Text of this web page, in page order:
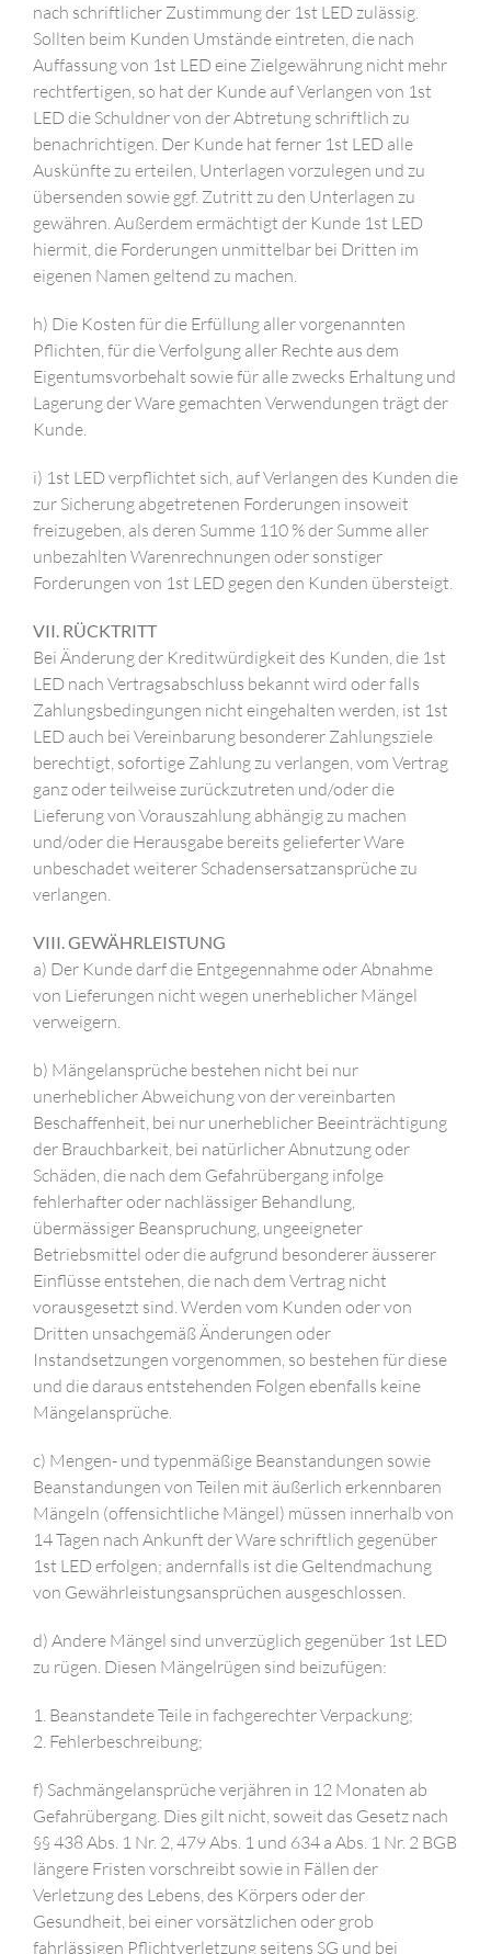
nach schriftlicher Zustimmung der 1st LED zulässig.
Sollten beim Kunden Umstände eintreten, die nach
Auffassung von 1st LED eine Zielgewährung nicht mehr
rechtfertigen, so hat der Kunde auf Verlangen von 1st
LED die Schuldner von der Abtretung schriftlich zu
benachrichtigen. Der Kunde hat ferner 1st LED alle
Auskünfte zu erteilen, Unterlagen vorzulegen und zu
übersenden sowie ggf. Zutritt zu den Unterlagen zu
gewähren. Außerdem ermächtigt der Kunde 1st LED
hiermit, die Forderungen unmittelbar bei Dritten im
eigenen Namen geltend zu machen.
h) Die Kosten für die Erfüllung aller vorgenannten
Pflichten, für die Verfolgung aller Rechte aus dem
Eigentumsvorbehalt sowie für alle zwecks Erhaltung und
Lagerung der Ware gemachten Verwendungen trägt der
Kunde.
i) 1st LED verpflichtet sich, auf Verlangen des Kunden die
zur Sicherung abgetretenen Forderungen insoweit
freizugeben, als deren Summe 110 % der Summe aller
unbezahlten Warenrechnungen oder sonstiger
Forderungen von 1st LED gegen den Kunden übersteigt.
VII. RÜCKTRITT
Bei Änderung der Kreditwürdigkeit des Kunden, die 1st
LED nach Vertragsabschluss bekannt wird oder falls
Zahlungsbedingungen nicht eingehalten werden, ist 1st
LED auch bei Vereinbarung besonderer Zahlungsziele
berechtigt, sofortige Zahlung zu verlangen, vom Vertrag
ganz oder teilweise zurückzutreten und/oder die
Lieferung von Vorauszahlung abhängig zu machen
und/oder die Herausgabe bereits gelieferter Ware
unbeschadet weiterer Schadensersatzansprüche zu
verlangen.
VIII. GEWÄHRLEISTUNG
a) Der Kunde darf die Entgegennahme oder Abnahme
von Lieferungen nicht wegen unerheblicher Mängel
verweigern.
b) Mängelansprüche bestehen nicht bei nur
unerheblicher Abweichung von der vereinbarten
Beschaffenheit, bei nur unerheblicher Beeinträchtigung
der Brauchbarkeit, bei natürlicher Abnutzung oder
Schäden, die nach dem Gefahrübergang infolge
fehlerhafter oder nachlässiger Behandlung,
übermässiger Beanspruchung, ungeeigneter
Betriebsmittel oder die aufgrund besonderer äusserer
Einflüsse entstehen, die nach dem Vertrag nicht
vorausgesetzt sind. Werden vom Kunden oder von
Dritten unsachgemäß Änderungen oder
Instandsetzungen vorgenommen, so bestehen für diese
und die daraus entstehenden Folgen ebenfalls keine
Mängelansprüche.
c) Mengen- und typenmäßige Beanstandungen sowie
Beanstandungen von Teilen mit äußerlich erkennbaren
Mängeln (offensichtliche Mängel) müssen innerhalb von
14 Tagen nach Ankunft der Ware schriftlich gegenüber
1st LED erfolgen; andernfalls ist die Geltendmachung
von Gewährleistungsansprüchen ausgeschlossen.
d) Andere Mängel sind unverzüglich gegenüber 1st LED
zu rügen. Diesen Mängelrügen sind beizufügen:
1. Beanstandete Teile in fachgerechter Verpackung;
2. Fehlerbeschreibung;
f) Sachmängelansprüche verjähren in 12 Monaten ab
Gefahrübergang. Dies gilt nicht, soweit das Gesetz nach
§§ 438 Abs. 1 Nr. 2, 479 Abs. 1 und 634 a Abs. 1 Nr. 2 BGB
längere Fristen vorschreibt sowie in Fällen der
Verletzung des Lebens, des Körpers oder der
Gesundheit, bei einer vorsätzlichen oder grob
fahrlässigen Pflichtverletzung seitens SG und bei